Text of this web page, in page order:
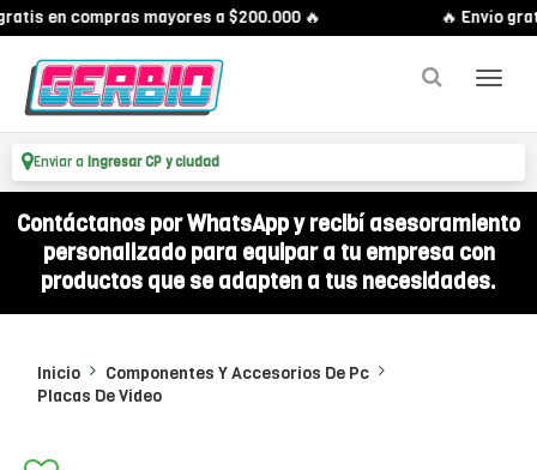
en compras mayores a $200.000 🔥 🔥 Envío
Enviar a Ingresar CP y ciudad
Contáctanos por WhatsApp y recibí asesoramiento
personalizado para equipar a tu empresa con
productos que se adapten a tus necesidades.
Inicio
Componentes Y Accesorios De Pc
Placas De Video